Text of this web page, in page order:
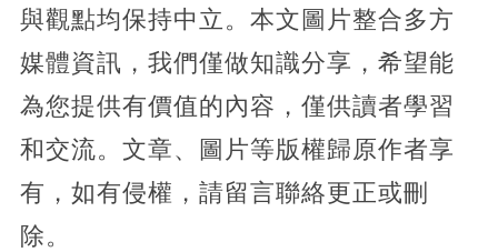
與觀點均保持中立。本文圖片整合多方
媒體資訊，我們僅做知識分享，希望能
為您提供有價值的內容，僅供讀者學習
和交流。文章、圖片等版權歸原作者享
有，如有侵權，請留言聯絡更正或刪
除。